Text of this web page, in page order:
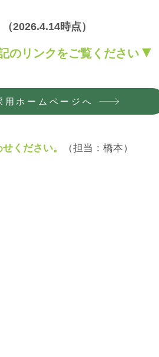
2026.4.14時点）
のリンクをご覧 く ださい ▼
ください。
（担当：橋本）
用ホームページへ